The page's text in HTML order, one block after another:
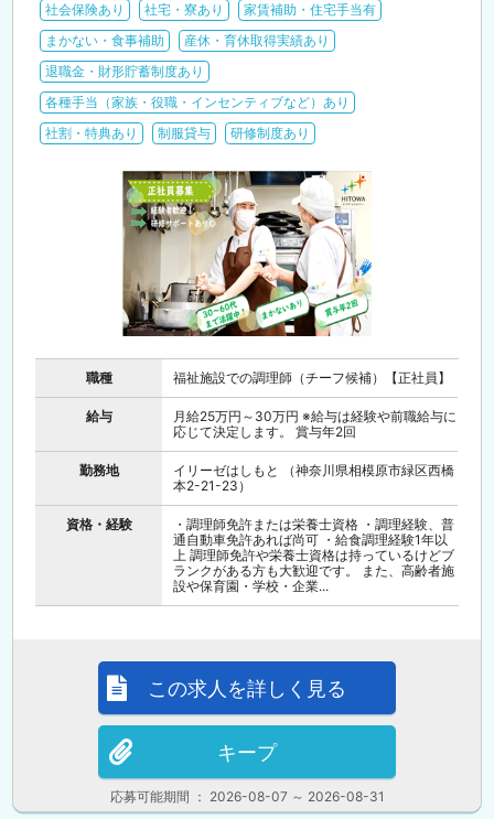
社会保険あり
社宅・寮あり
家賃補助・住宅手当有
まかない・食事補助
産休・育休取得実績あり
退職金・財形貯蓄制度あり
各種手当（家族・役職・インセンティブなど）あり
社割・特典あり
制服貸与 研修制度あり
職種 福祉施設での調理師（チーフ候補）【正社員】
給与
月給25万円～30万円 ※給与は経験や前職給与に
応じて決定します。 賞与年2回
勤務地
イリーゼはしもと （神奈川県相模原市緑区西橋
本2-21-23）
資格・経験
・調理師免許または栄養士資格 ・調理経験、普
通自動車免許あれば尚可 ・給食調理経験1年以
上 調理師免許や栄養士資格は持っているけどブ
ランクがある方も大歓迎です。 また、高齢者施
設や保育園・学校・企業...
応募可能期間 ： 2026-08-07 ～ 2026-08-31
この求人を詳しく見る
キープ